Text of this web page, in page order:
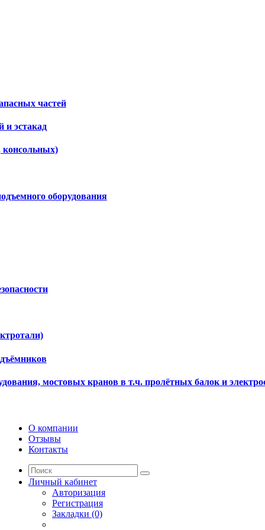
частей
и эстакад
консольных)
оборудования
мостовых кранов в т.ч. пролётных балок и
О компании
Отзывы
Контакты
Личный кабинет
Авторизация
Регистрация
Закладки (0)